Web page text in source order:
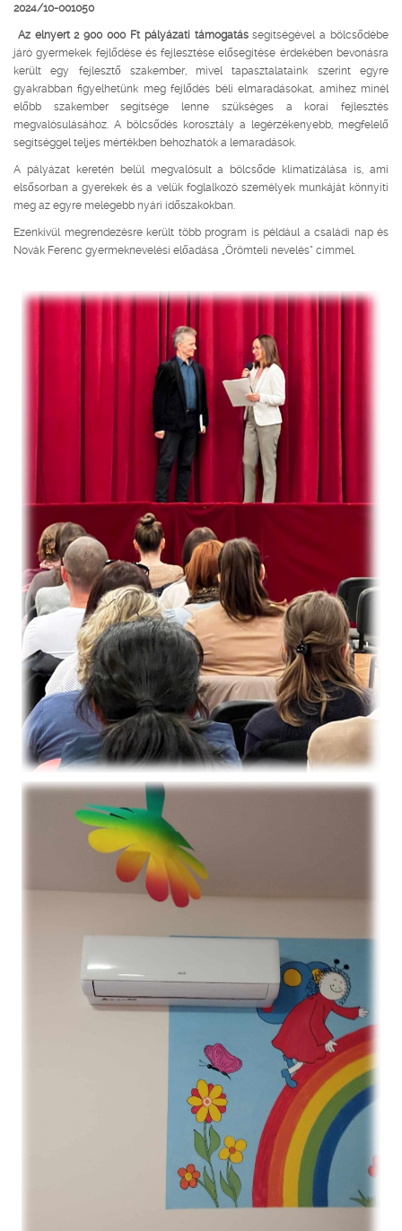
2024/10-001050
Az elnyert 2 900 000 Ft pályázati támogatássegítségével a bölcsődébe
járó gyermekek fejlődése és fejlesztése elősegítése érdekében bevonásra
került egy fejlesztő szakember, mivel tapasztalataink szerint egyre
gyakrabban figyelhetünk meg fejlődés béli elmaradásokat, amihez minél
előbb szakember segítsége lenne szükséges a korai fejlesztés
megvalósulásához. A bölcsődés korosztály a legérzékenyebb, megfelelő
segítséggel teljes mértékben behozhatók a lemaradások.
A pályázat keretén belül megvalósult a bölcsőde klimatizálása is, ami
elsősorban a gyerekek és a velük foglalkozó személyek munkáját könnyíti
meg az egyre melegebb nyári időszakokban.
Ezenkívül megrendezésre került több program is például a családi nap és
Novák Ferenc gyermeknevelési előadása „Örömteli nevelés” címmel.